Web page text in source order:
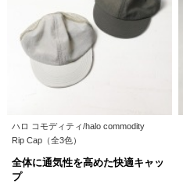
ハロ コモディティ/halo commodity
Rip Cap（全3色）
全体に通気性を高めた快適キャッ
プ